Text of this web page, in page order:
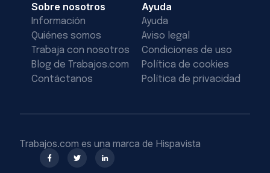
Sobre nosotros
Información
Quiénes somos
Trabaja con nosotros
Blog de Trabajos.com
Contáctanos
Ayuda
Ayuda
Aviso legal
Condiciones de uso
Política de cookies
Política de privacidad
Trabajos.com es una marca de Hispavista